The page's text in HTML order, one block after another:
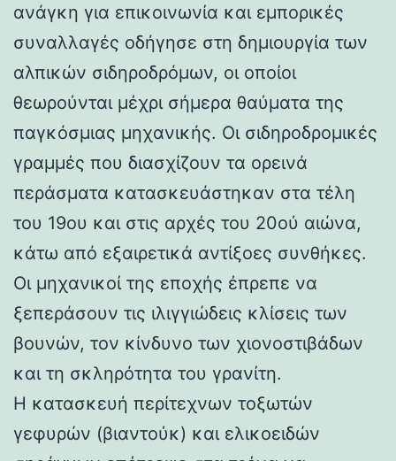
ανάγκη για επικοινωνία και εμπορικές
συναλλαγές οδήγησε στη δημιουργία των
αλπικών σιδηροδρόμων, οι οποίοι
θεωρούνται μέχρι σήμερα θαύματα της
παγκόσμιας μηχανικής. Οι σιδηροδρομικές
γραμμές που διασχίζουν τα ορεινά
περάσματα κατασκευάστηκαν στα τέλη
του 19ου και στις αρχές του 20ού αιώνα,
κάτω από εξαιρετικά αντίξοες συνθήκες.
Οι μηχανικοί της εποχής έπρεπε να
ξεπεράσουν τις ιλιγγιώδεις κλίσεις των
βουνών, τον κίνδυνο των χιονοστιβάδων
και τη σκληρότητα του γρανίτη.
Η κατασκευή περίτεχνων τοξωτών
γεφυρών (βιαντούκ) και ελικοειδών